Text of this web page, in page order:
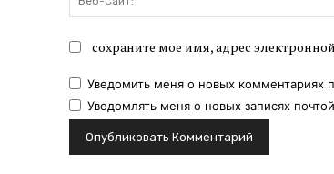
сохраните мое имя, адрес
Уведомить меня о новых комментариях
Уведомлять меня о новых записях